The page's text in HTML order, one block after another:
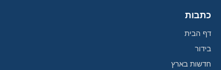
כתבות
דף הבית
בידור
חדשות בארץ